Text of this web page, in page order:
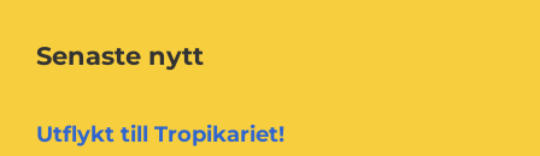
Senaste nytt
Utflykt till Tropikariet!